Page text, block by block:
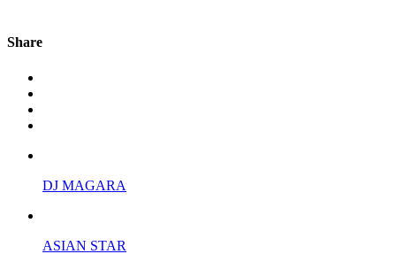
Share
DJ MAGARA
ASIAN STAR